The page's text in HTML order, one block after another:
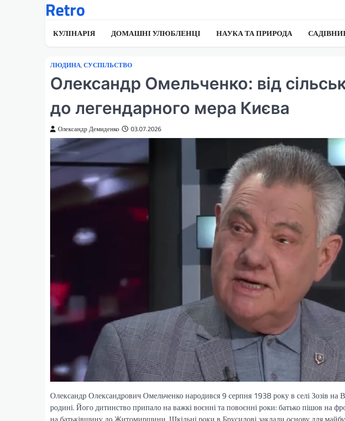
Retro
КУЛІНАРІЯ ДОМАШНІ УЛЮБЛЕНЦІ НАУКА ТА ПРИРОДА
ЛЮДИНА, СУСПІЛЬСТВО
Олександр Омельченко: від
до легендарного мера Києва
Олександр Демиденко 03.07.2026
Олександр Олександрович Омельченко народився 9 серпня 1938 року в селі Зозів на
родині. Його дитинство припало на важкі воєнні та повоєнні роки: батько пішов на